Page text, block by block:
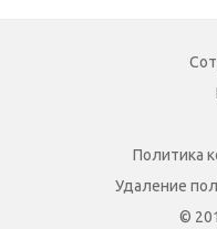
Политика
Удаление
©